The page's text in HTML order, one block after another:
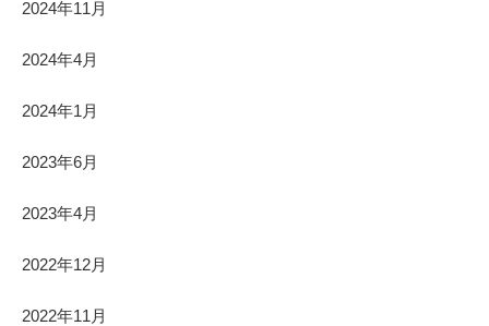
2024年11月
2024年4月
2024年1月
2023年6月
2023年4月
2022年12月
2022年11月